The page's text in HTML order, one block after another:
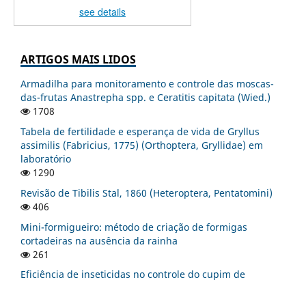
see details
ARTIGOS MAIS LIDOS
Armadilha para monitoramento e controle das moscas-
das-frutas Anastrepha spp. e Ceratitis capitata (Wied.)
1708
Tabela de fertilidade e esperança de vida de Gryllus
assimilis (Fabricius, 1775) (Orthoptera, Gryllidae) em
laboratório
1290
Revisão de Tibilis Stal, 1860 (Heteroptera, Pentatomini)
406
Mini-formigueiro: método de criação de formigas
cortadeiras na ausência da rainha
261
Eficiência de inseticidas no controle do cupim de